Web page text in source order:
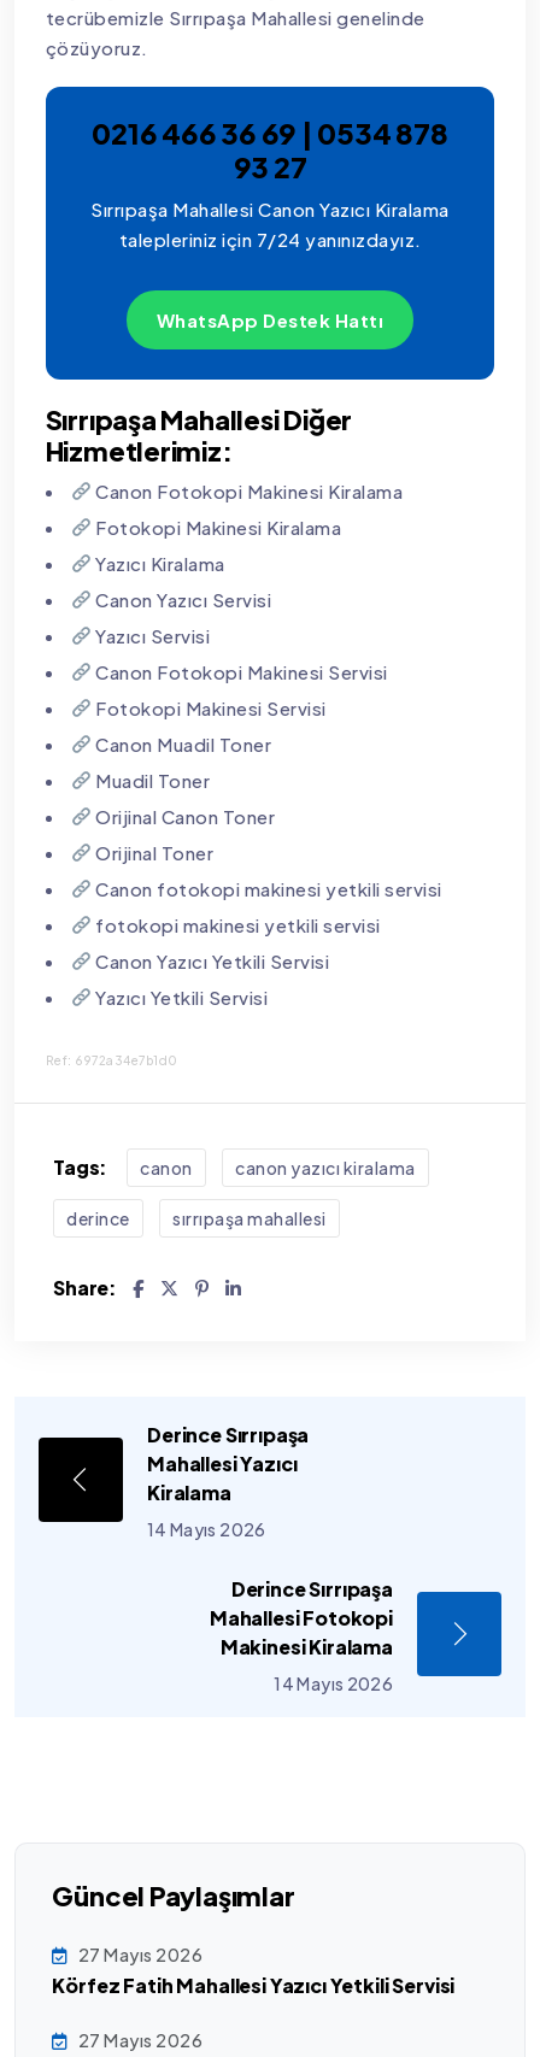
tecrübemizle Sırrıpaşa Mahallesi genelinde
çözüyoruz.
0216 466 36 69 | 0534 878
93 27
Sırrıpaşa Mahallesi Canon Yazıcı Kiralama
talepleriniz için 7/24 yanınızdayız.
WhatsApp Destek Hattı
Sırrıpaşa Mahallesi Diğer
Hizmetlerimiz:
Canon Fotokopi Makinesi Kiralama
Fotokopi Makinesi Kiralama
Yazıcı Kiralama
Canon Yazıcı Servisi
Yazıcı Servisi
Canon Fotokopi Makinesi Servisi
Fotokopi Makinesi Servisi
Canon Muadil Toner
Muadil Toner
Orijinal Canon Toner
Orijinal Toner
Canon fotokopi makinesi yetkili servisi
fotokopi makinesi yetkili servisi
Canon Yazıcı Yetkili Servisi
Yazıcı Yetkili Servisi
Ref: 6972a34e7b1d0
Tags: canon canon yazıcı kiralama
derince sırrıpaşa mahallesi
Share:
Derince Sırrıpaşa
Mahallesi Yazıcı
Kiralama
14 Mayıs 2026
Derince Sırrıpaşa
Mahallesi Fotokopi
Makinesi Kiralama
14 Mayıs 2026
Güncel Paylaşımlar
27 Mayıs 2026
Körfez Fatih Mahallesi Yazıcı Yetkili Servisi
27 Mayıs 2026